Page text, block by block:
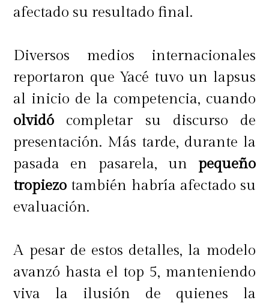
afectado su resultado final.
Diversos medios internacionales
reportaron que Yacé tuvo un lapsus
al inicio de la competencia, cuando
olvidó completar su discurso de
presentación. Más tarde, durante la
pasada en pasarela, un pequeño
tropiezo también habría afectado su
evaluación.
A pesar de estos detalles, la modelo
avanzó hasta el top 5, manteniendo
viva la ilusión de quienes la